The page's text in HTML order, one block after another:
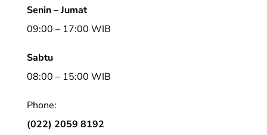
Senin – Jumat
09:00 – 17:00 WIB
Sabtu
08:00 – 15:00 WIB
Phone:
(022) 2059 8192